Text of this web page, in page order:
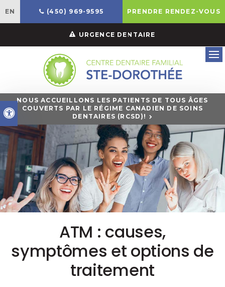
Version accessible
EN (450) 969-9595 PRENDRE RENDEZ-VOUS
URGENCE DENTAIRE
NOUS ACCUEILLONS LES PATIENTS DE TOUS ÂGES
COUVERTS PAR LE RÉGIME CANADIEN DE SOINS
DENTAIRES (RCSD)!
ATM : causes,
symptômes et options de
traitement